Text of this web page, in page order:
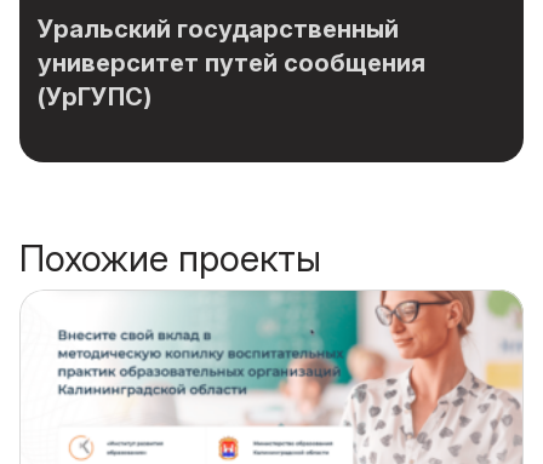
Уральский государственный
университет путей сообщения
(УрГУПС)
Похожие проекты